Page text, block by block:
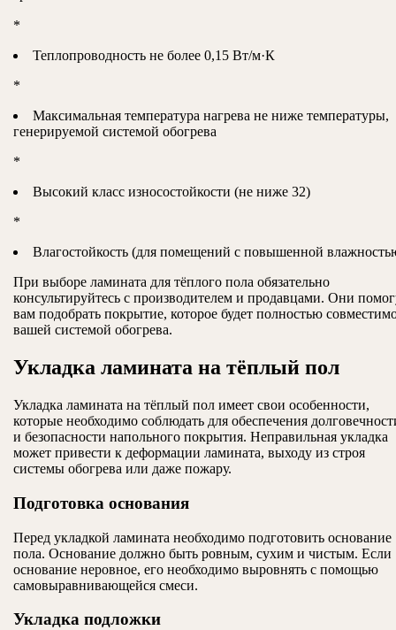
*
Теплопроводность не более 0,15 Вт/м·К
*
Максимальная температура нагрева не ниже температуры,
генерируемой системой обогрева
*
Высокий класс износостойкости (не ниже 32)
*
Влагостойкость (для помещений с повышенной
При выборе ламината для тёплого пола обязательно
консультируйтесь с производителем и продавцами. Они
вам подобрать покрытие, которое будет полностью
вашей системой обогрева.
Укладка ламината на тёплый пол
Укладка ламината на тёплый пол имеет свои особенности,
которые необходимо соблюдать для обеспечения
и безопасности напольного покрытия. Неправильная укладка
может привести к деформации ламината, выходу из строя
системы обогрева или даже пожару.
Подготовка основания
Перед укладкой ламината необходимо подготовить основание
пола. Основание должно быть ровным, сухим и чистым. Если
основание неровное, его необходимо выровнять с помощью
самовыравнивающейся смеси.
Укладка подложки